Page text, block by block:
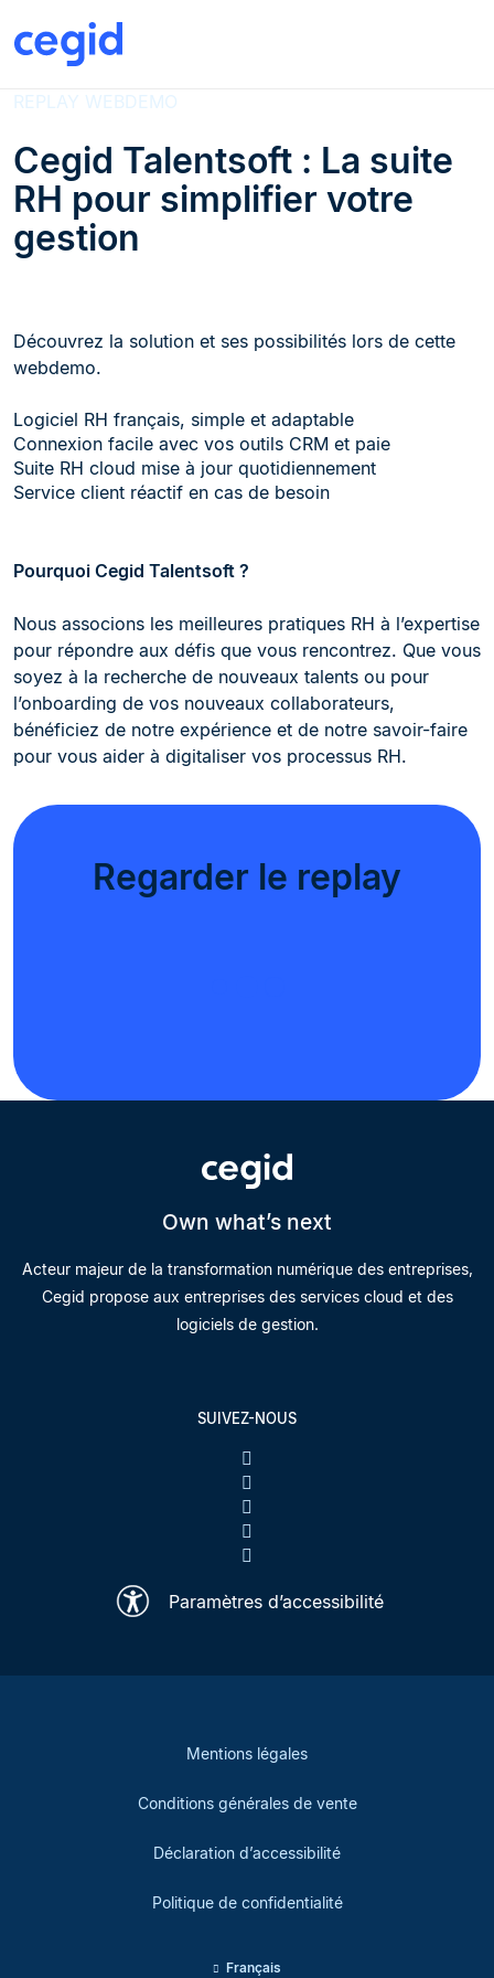
REPLAY WEBDEMO
Cegid Talentsoft : La suite
RH pour simplifier votre
gestion
Découvrez la solution et ses possibilités lors de cette
webdemo.
Logiciel RH français, simple et adaptable
Connexion facile avec vos outils CRM et paie
Suite RH cloud mise à jour quotidiennement
Service client réactif en cas de besoin
Pourquoi Cegid Talentsoft ?
Nous associons les meilleures pratiques RH à l’expertise
pour répondre aux défis que vous rencontrez. Que vous
soyez à la recherche de nouveaux talents ou pour
l’onboarding de vos nouveaux collaborateurs,
bénéficiez de notre expérience et de notre savoir-faire
pour vous aider à digitaliser vos processus RH.
Regarder le replay
Own what’s next
Acteur majeur de la transformation numérique des entreprises,
Cegid propose aux entreprises des services cloud et des
logiciels de gestion.
SUIVEZ-NOUS
Paramètres d’accessibilité
Mentions légales
Conditions générales de vente
Déclaration d’accessibilité
Politique de confidentialité
Français